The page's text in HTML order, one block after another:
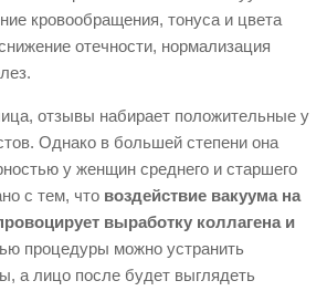
кровообращения, тонуса и цвета
отечности, нормализация
отзывы набирает положительные у
Однако в большей степени она
у женщин среднего и старшего
с тем, что воздействие вакуума на
выработку коллагена и
процедуры можно устранить
а лицо после будет выглядеть